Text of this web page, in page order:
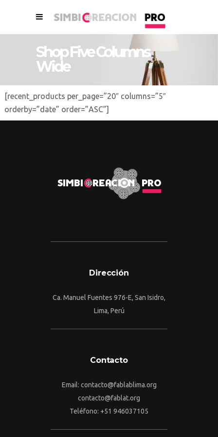
Shop Five Columns
Wide
[recent_products per_page=”20″ columns=”5″
orderby=”date” order=”ASC”]
Dirección
Ca. Manuel Fuentes 976-E, San Isidro,
Lima, Perú
Contacto
Email: contacto@fablablima.org
contacto@fablat.org
Teléfono: +51 946037105